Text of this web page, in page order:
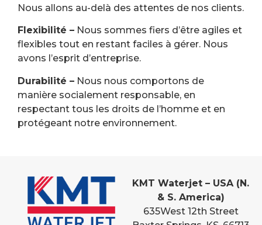
Nous allons au-delà des attentes de nos clients.
Flexibilité – Nous sommes fiers d’être agiles et
flexibles tout en restant faciles à gérer. Nous
avons l’esprit d’entreprise.
Durabilité – Nous nous comportons de
manière socialement responsable, en
respectant tous les droits de l’homme et en
protégeant notre environnement.
KMT Waterjet – USA (N.
& S. America)
635West 12th Street